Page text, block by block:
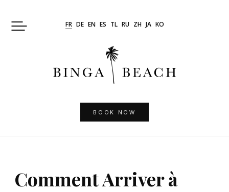
FR DE EN ES TL RU ZH JA KO
BOOK NOW
Comment Arriver à